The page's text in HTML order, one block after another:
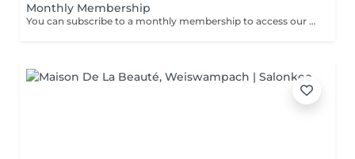
Monthly Membership
You can subscribe to a monthly membership to access our facilities as an external guest. This subscription allows you to choose one, two or three of the following areas: Swimming Pool - Sauna World - Fitness Room. *Children are allowed in the pool and whirlpool until 12:00 pm *The sauna area is naturist (towel allowed), access only from 14 years old *Swimwear is mandatory in the pool and whirlpool area *Bathrobe, towel and slippers must be brought or are available for rental (€15 per person) Contact us: spa@excellence-group.lu or +352 92 93 92 835